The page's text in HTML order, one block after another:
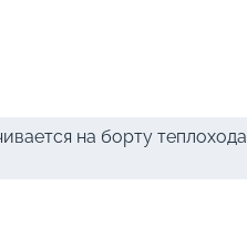
на борту теплохода